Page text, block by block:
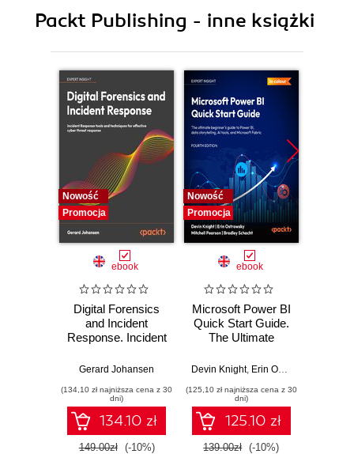
11. Visualizing Geographical Data
Packt Publishing - inne książki
Nowość
Promocja
ebook
Digital Forensics
and Incident
Response. Incident
and techniques for
threat response -
Fourth Edition
Gerard Johansen
(134,10 zł najniższa cena z 30
dni)
134.10 zł
149.00zł (-10%)
Nowość
Promocja
ebook
Microsoft Power BI
Quick Start Guide.
The Ultimate
to Power BI, Data
Tools, and
Microsoft Fabric -
Fourth Edition
Devin Knight, Erin Ostrowsky
(125,10 zł najniższa cena z 30
dni)
125.10 zł
139.00zł (-10%)